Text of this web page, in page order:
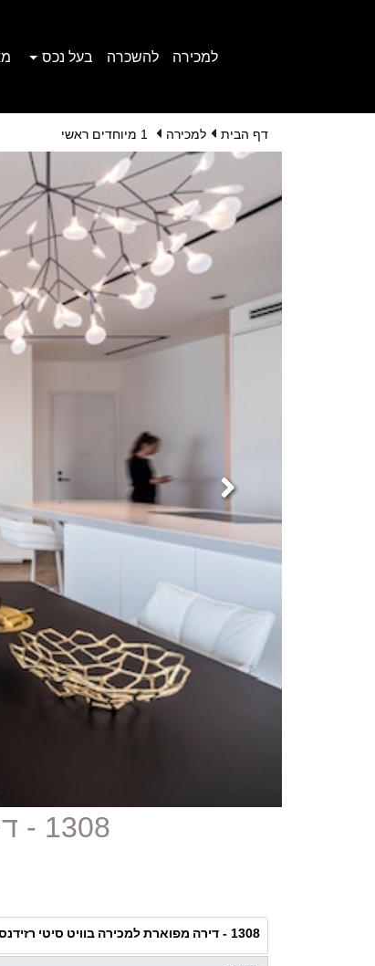
למכירה להשכרה בעל נכס
דף הבית למכירה 1 מיוחדים ראשי
1308 - דירה מפוארת למכירה בוויט סיטי רזידנס בתל אביב
1308 - דירה מפוארת למכירה בוויט סיטי